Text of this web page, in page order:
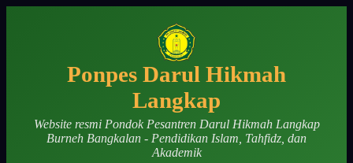
Ponpes Darul Hikmah
Langkap
Website resmi Pondok Pesantren Darul Hikmah Langkap
Burneh Bangkalan - Pendidikan Islam, Tahfidz, dan
Akademik